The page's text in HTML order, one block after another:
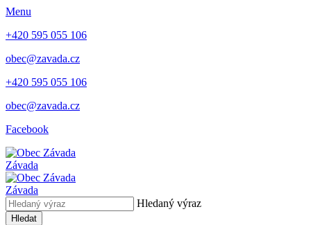
Menu
+420 595 055 106
obec@zavada.cz
+420 595 055 106
obec@zavada.cz
Facebook
Závada
Závada
Hledaný výraz
Hledat